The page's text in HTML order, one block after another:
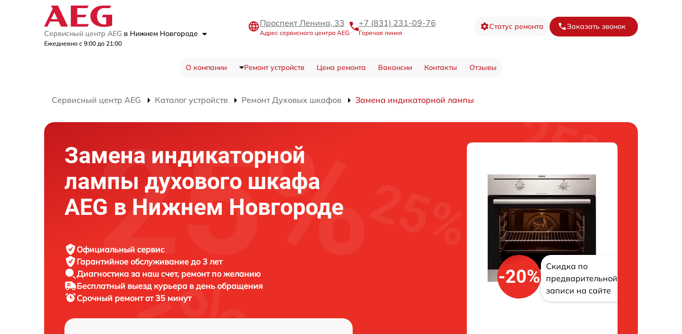
Сервисный центр AEG в Нижнем Новгороде
Ежедневно с 9:00 до 21:00
Проспект Ленина, 33
Адрес сервисного центра AEG
+7 (831) 231-09-76
Горячая линия
Статус ремонта Заказать звонок
О компании Ремонт устройств Цена ремонта Вакансии Контакты Отзывы
Сервисный центр AEG Каталог устройств Ремонт Духовых шкафов Замена индикаторной лампы
Замена индикаторной
лампы духового шкафа
AEG в Нижнем Новгороде
Официальный сервис
Гарантийное обслуживание до 3 лет
Диагностика за наш счет, ремонт по желанию
Бесплатный выезд курьера в день обращения
Срочный ремонтот 35 минут
-20%
Скидка по
предварительной
записи на сайте